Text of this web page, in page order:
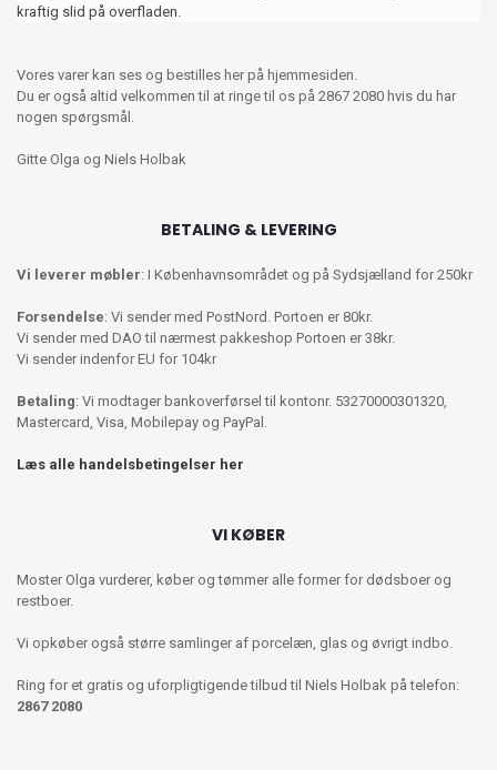
kraftig slid på overfladen.
Vores varer kan ses og bestilles her på hjemmesiden.
Du er også altid velkommen til at ringe til os på 2867 2080 hvis du har
nogen spørgsmål.
Gitte Olga og Niels Holbak
BETALING & LEVERING
Vi leverer møbler: I Københavnsområdet og på Sydsjælland for 250kr
Forsendelse: Vi sender med PostNord. Portoen er 80kr.
Vi sender med DAO til nærmest pakkeshop Portoen er 38kr.
Vi sender indenfor EU for 104kr
Betaling: Vi modtager bankoverførsel til kontonr. 53270000301320,
Mastercard, Visa, Mobilepay og PayPal.
Læs alle handelsbetingelser her
VI KØBER
Moster Olga vurderer, køber og tømmer alle former for dødsboer og
restboer.
Vi opkøber også større samlinger af porcelæn, glas og øvrigt indbo.
Ring for et gratis og uforpligtigende tilbud til Niels Holbak på telefon:
2867 2080